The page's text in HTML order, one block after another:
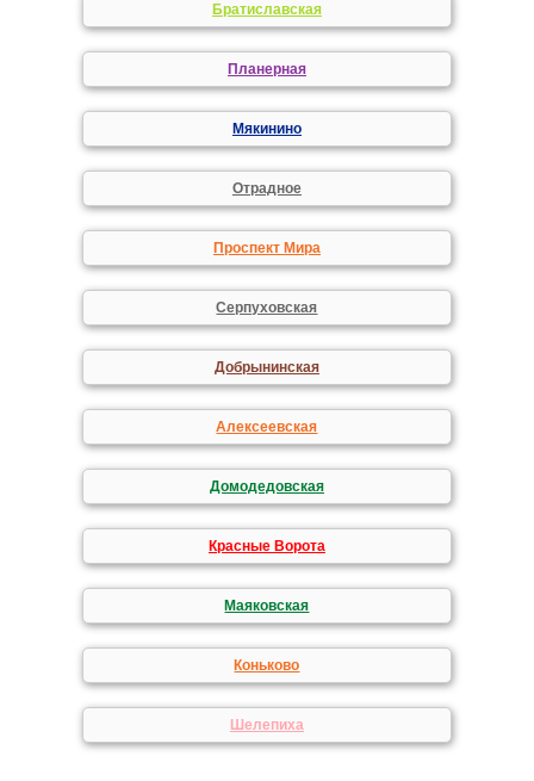
Братиславская
Планерная
Мякинино
Отрадное
Проспект Мира
Серпуховская
Добрынинская
Алексеевская
Домодедовская
Красные Ворота
Маяковская
Коньково
Шелепиха